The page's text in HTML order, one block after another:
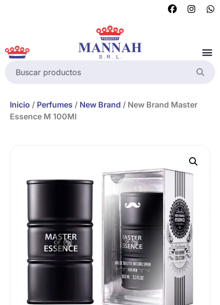
Inicio / Perfumes / New Brand / New Brand Master
Essence M 100Ml